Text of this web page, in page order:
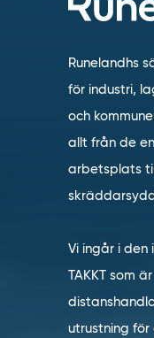
Runelandhs
för industri,
och
allt från de
arbetsplats
Vi ingår i den
TAKKT som
utrustning